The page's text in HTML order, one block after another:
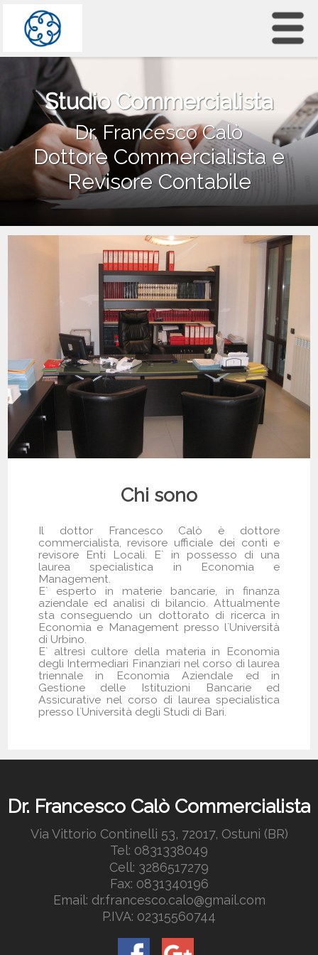
Studio Commercialista
Dr. Francesco Calò
Dottore Commercialista e
Revisore Contabile
Chi sono
Il dottor Francesco Calò è dottore
commercialista, revisore ufficiale dei conti e
revisore Enti Locali. E` in possesso di una
laurea specialistica in Economia e
Management.
E` esperto in materie bancarie, in finanza
aziendale ed analisi di bilancio. Attualmente
sta conseguendo un dottorato di ricerca in
Economia e Management presso l`Università
di Urbino.
E` altresì cultore della materia in Economia
degli Intermediari Finanziari nel corso di laurea
triennale in Economia Aziendale ed in
Gestione delle Istituzioni Bancarie ed
Assicurative nel corso di laurea specialistica
presso l`Università degli Studi di Bari.
Dr. Francesco Calò Commercialista
Via Vittorio Continelli 53, 72017, Ostuni (BR)
Tel: 0831338049
Cell: 3286517279
Fax: 0831340196
Email: dr.francesco.calo@gmail.com
P.IVA: 02315560744